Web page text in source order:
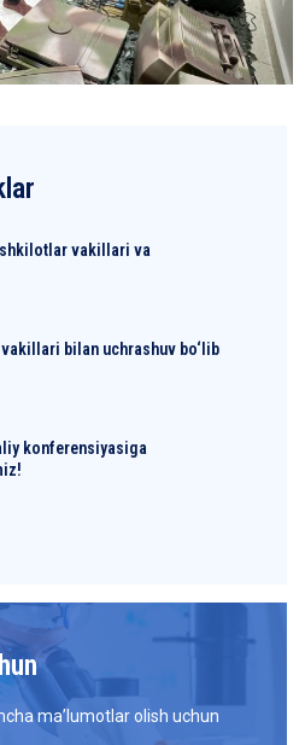
vakillari va
bilan uchrashuv bo‘lib
konferensiyasiga
ma’lumotlar olish uchun